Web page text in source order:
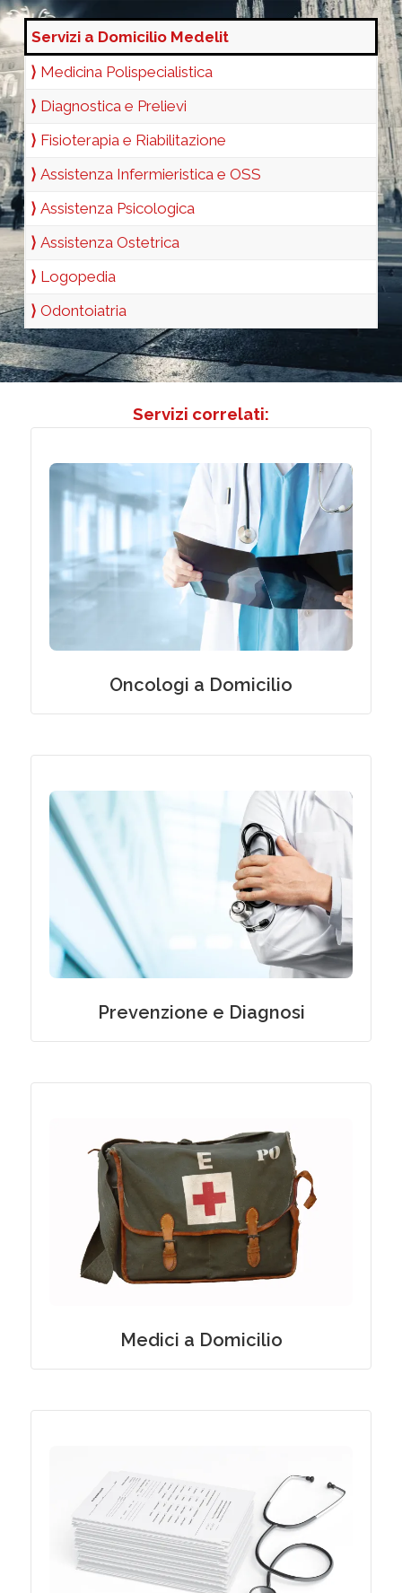
Servizi a Domicilio Medelit
⟩ Medicina Polispecialistica
⟩ Diagnostica e Prelievi
⟩ Fisioterapia e Riabilitazione
⟩ Assistenza Infermieristica e OSS
⟩ Assistenza Psicologica
⟩ Assistenza Ostetrica
⟩ Logopedia
⟩ Odontoiatria
Servizi correlati:
Oncologi a Domicilio
Medici Specialisti Oncologi a Domicilio
Prevenzione e Diagnosi
Servizio di Prevenzione Oncologica e
Diagnosi Precoce a Domicilio
Medici a Domicilio
Medici a Domicilio
Consulenza Invalidità Civile per
Patologie Oncologiche